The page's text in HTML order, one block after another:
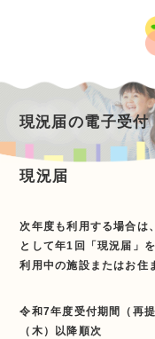
現況届の電子受付
現況届
次年度も利用する場合は
として年1回「現況届」
利用中の施設またはお住
令和7年度受付期間（再
（木）以降順次